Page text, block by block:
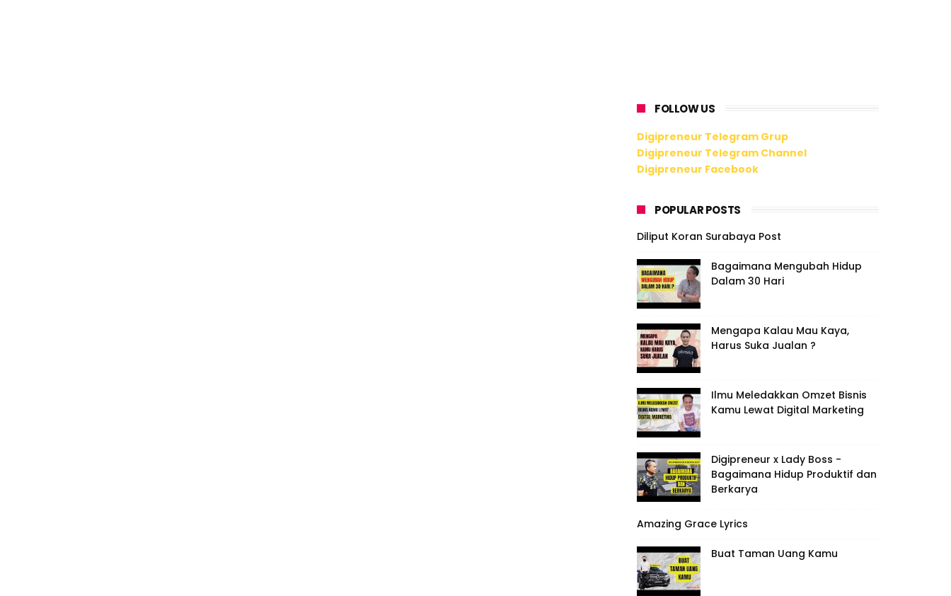
FOLLOW US
Digipreneur Telegram Grup
Digipreneur Telegram Channel
Digipreneur Facebook
POPULAR POSTS
Diliput Koran Surabaya Post
Bagaimana Mengubah Hidup
Dalam 30 Hari
Mengapa Kalau Mau Kaya,
Harus Suka Jualan ?
Ilmu Meledakkan Omzet Bisnis
Kamu Lewat Digital Marketing
Digipreneur x Lady Boss -
Bagaimana Hidup Produktif dan
Berkarya
Amazing Grace Lyrics
Buat Taman Uang Kamu